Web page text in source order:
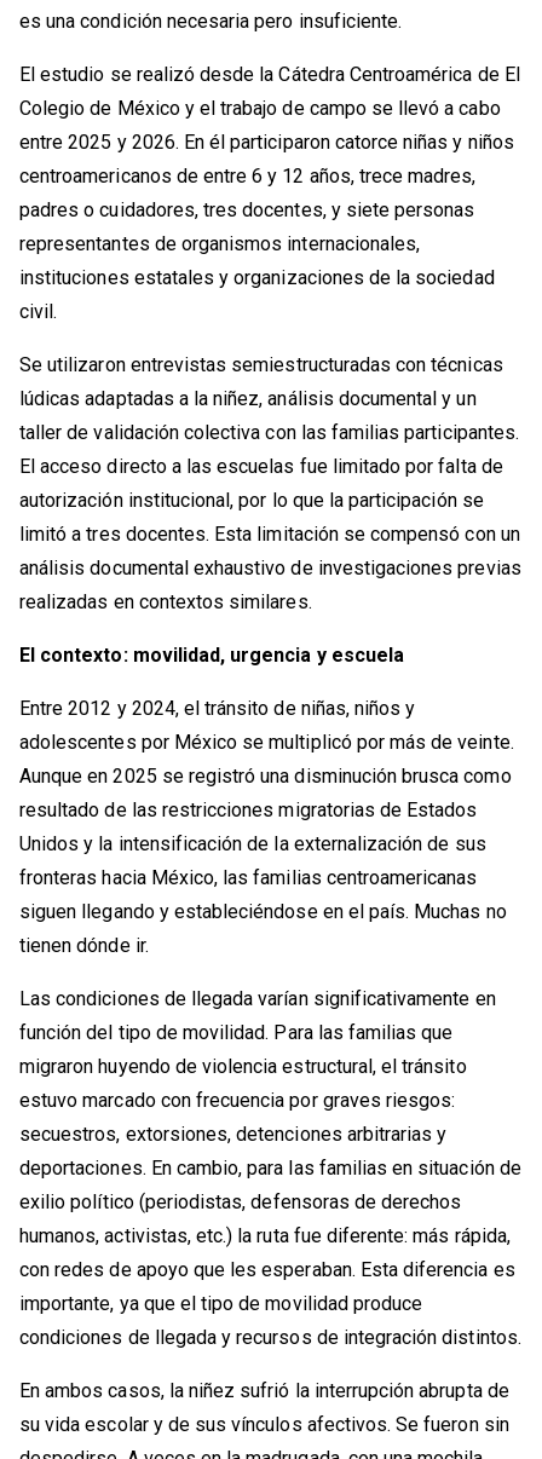
es una condición necesaria pero insuficiente.
El estudio se realizó desde la Cátedra Centroamérica de El
Colegio de México y el trabajo de campo se llevó a cabo
entre 2025 y 2026. En él participaron catorce niñas y niños
centroamericanos de entre 6 y 12 años, trece madres,
padres o cuidadores, tres docentes, y siete personas
representantes de organismos internacionales,
instituciones estatales y organizaciones de la sociedad
civil.
Se utilizaron entrevistas semiestructuradas con técnicas
lúdicas adaptadas a la niñez, análisis documental y un
taller de validación colectiva con las familias participantes.
El acceso directo a las escuelas fue limitado por falta de
autorización institucional, por lo que la participación se
limitó a tres docentes. Esta limitación se compensó con un
análisis documental exhaustivo de investigaciones previas
realizadas en contextos similares.
El contexto: movilidad, urgencia y escuela
Entre 2012 y 2024, el tránsito de niñas, niños y
adolescentes por México se multiplicó por más de veinte.
Aunque en 2025 se registró una disminución brusca como
resultado de las restricciones migratorias de Estados
Unidos y la intensificación de la externalización de sus
fronteras hacia México, las familias centroamericanas
siguen llegando y estableciéndose en el país. Muchas no
tienen dónde ir.
Las condiciones de llegada varían significativamente en
función del tipo de movilidad. Para las familias que
migraron huyendo de violencia estructural, el tránsito
estuvo marcado con frecuencia por graves riesgos:
secuestros, extorsiones, detenciones arbitrarias y
deportaciones. En cambio, para las familias en situación de
exilio político (periodistas, defensoras de derechos
humanos, activistas, etc.) la ruta fue diferente: más rápida,
con redes de apoyo que les esperaban. Esta diferencia es
importante, ya que el tipo de movilidad produce
condiciones de llegada y recursos de integración distintos.
En ambos casos, la niñez sufrió la interrupción abrupta de
su vida escolar y de sus vínculos afectivos. Se fueron sin